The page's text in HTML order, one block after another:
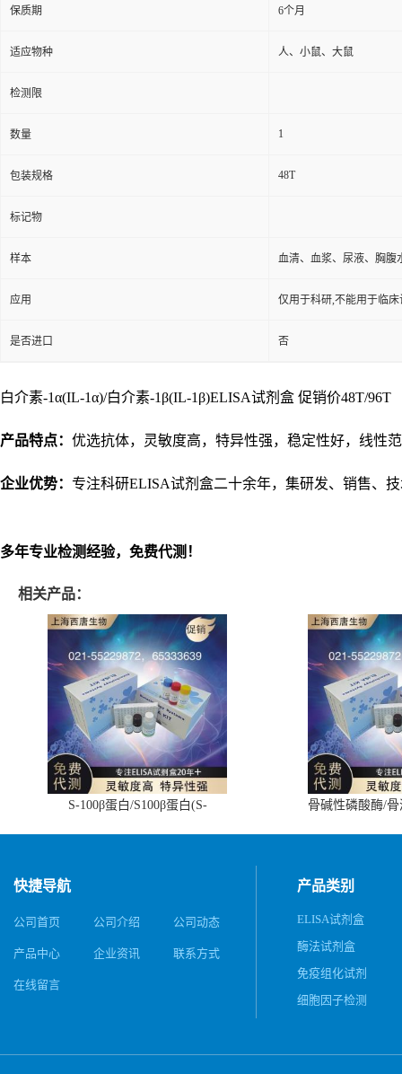
保质期 6个月
适应物种 人、小鼠、大鼠
检测限
数量 1
包装规格 48T
标记物
样本 血清、血浆、尿液、胸腹
应用 仅用于科研,不能用于临
是否进口 否
白介素-1α(IL-1α)/白介素-1β(IL-1β)ELISA试剂盒 促销价48T/96T
产品特点： 优选抗体，灵敏度高，特异性强，稳定性好，线性
企业优势： 专注科研ELISA试剂盒二十余年，集研发、销售、
多年专业检测经验，免费代测！
相关产品：
S-100β蛋白/S100β蛋白(S-
骨碱性磷酸酶/
快捷导航
公司首页 公司介绍 公司动态
产品中心 企业资讯 联系方式
在线留言
产品类别
ELISA试剂盒
酶法试剂盒
免疫组化试剂
细胞因子检测